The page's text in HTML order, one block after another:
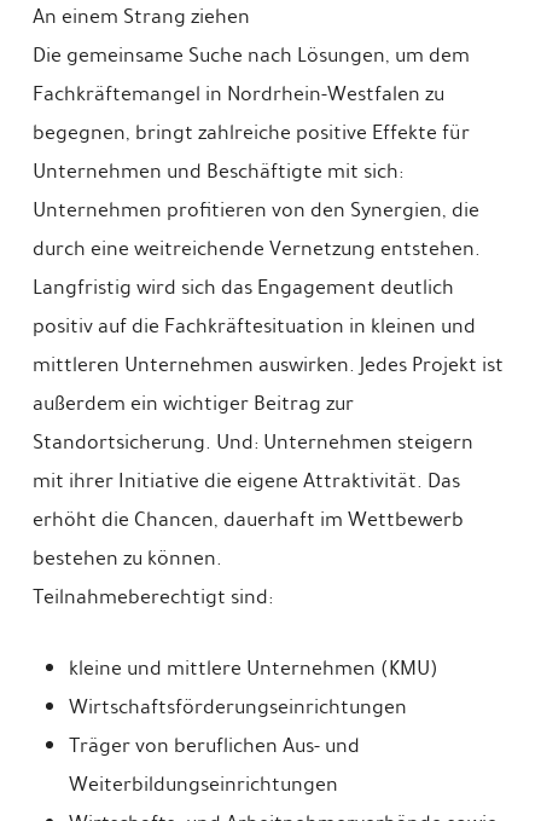
An einem Strang ziehen
Die gemeinsame Suche nach Lösungen, um dem
Fachkräftemangel in Nordrhein-Westfalen zu
begegnen, bringt zahlreiche positive Effekte für
Unternehmen und Beschäftigte mit sich:
Unternehmen profitieren von den Synergien, die
durch eine weitreichende Vernetzung entstehen.
Langfristig wird sich das Engagement deutlich
positiv auf die Fachkräftesituation in kleinen und
mittleren Unternehmen auswirken. Jedes Projekt ist
außerdem ein wichtiger Beitrag zur
Standortsicherung. Und: Unternehmen steigern
mit ihrer Initiative die eigene Attraktivität. Das
erhöht die Chancen, dauerhaft im Wettbewerb
bestehen zu können.
Teilnahmeberechtigt sind:
kleine und mittlere Unternehmen (KMU)
Wirtschaftsförderungseinrichtungen
Träger von beruflichen Aus- und
Weiterbildungseinrichtungen